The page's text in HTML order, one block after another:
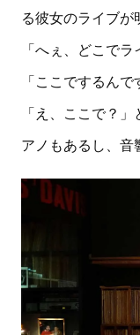
る彼女のライブが
「へぇ、どこで
「ここでするんで
「え、ここで？
アノもあるし、音